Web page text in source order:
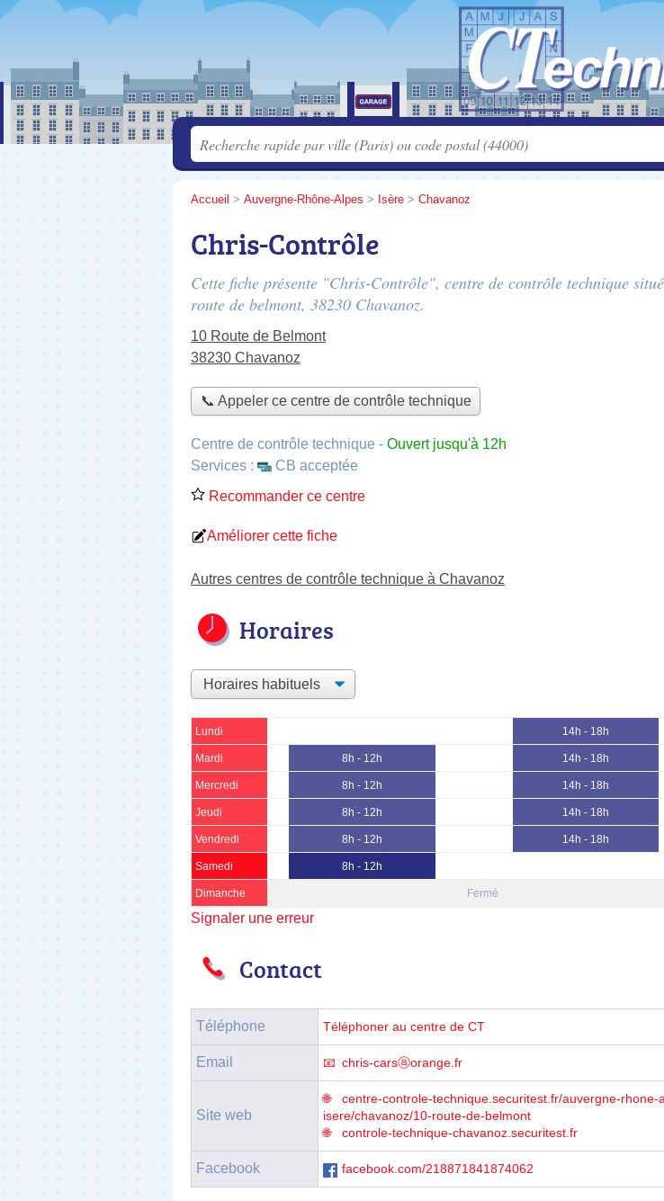
Accueil > Auvergne-Rhône-Alpes > Isère > Chavanoz
Chris-Contrôle
Cette fiche présente "Chris-Contrôle", centre de contrôle technique situé
route de belmont, 38230 Chavanoz.
10 Route de Belmont
38230 Chavanoz
📞 Appeler ce centre de contrôle technique
Centre de contrôle technique - Ouvert jusqu'à 12h
Services :
CB acceptée
Recommander ce centre
Améliorer cette fiche
Autres centres de contrôle technique à Chavanoz
Horaires
Lundi 14h - 18h
Mardi 8h - 12h 14h - 18h
Mercredi 8h - 12h 14h - 18h
Jeudi 8h - 12h 14h - 18h
Vendredi 8h - 12h 14h - 18h
Samedi 8h - 12h
Dimanche Fermé
Signaler une erreur
Contact
Téléphone Téléphoner au centre de CT
Email chris-carsⓐorange.fr
Site web
centre-controle-technique.securitest.fr/auvergne-rhone-
isere/chavanoz/10-route-de-belmont
controle-technique-chavanoz.securitest.fr
Facebook facebook.com/218871841874062